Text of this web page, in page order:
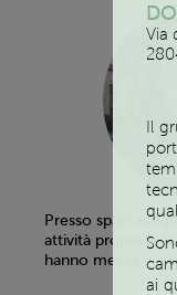
Via
Il
ai
Presso spazi
attività proposte
hanno messo a